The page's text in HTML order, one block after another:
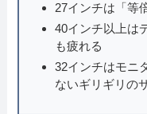
27インチは「等
40インチ以上は
も疲れる
32インチはモニ
ないギリギリの